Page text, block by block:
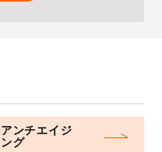
アンチエイジ
ング